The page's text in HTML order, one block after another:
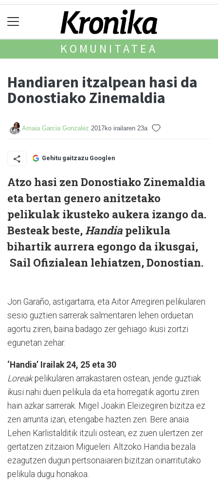
KOMUNITATEA
Handiaren itzalpean hasi da
Donostiako Zinemaldia
Amaia Garcia Gonzalez 2017ko irailaren 23a
Gehitu gaitzazu Googlen
Atzo hasi zen Donostiako Zinemaldia
eta bertan genero anitzetako
pelikulak ikusteko aukera izango da.
Besteak beste,Handia pelikula
bihartik aurrera egongo da ikusgai,
Sail Ofizialean lehiatzen, Donostian.
Jon Garaño, astigartarra, eta Aitor Arregiren pelikularen
sesio guztien sarrerak salmentaren lehen orduetan
agortu ziren, baina badago zer gehiago ikusi zor­tzi
egunetan zehar.
‘Handia’ Irailak 24, 25 eta 30
Loreakpelikularen arrakastaren ostean, jende guztiak
ikusi nahi duen pelikula da eta horregatik agortu ziren
hain azkar sarrerak. Migel Joakin Eleizegiren bizitza ez
zen arrunta izan, etengabe hazten zen. Bere anaia
Lehen Karlistalditik itzuli ostean, ez zuen ulertzen zer
gertatzen zi­tzaion Migueleri. Altzoko Handia bezala
ezagutzen dugun pertsonaiaren bizitzan oinarritutako
pelikula dugu honakoa.